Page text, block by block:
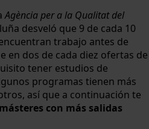
Agència per a la Qualitat del
desveló que 9 de cada 10
trabajo antes de
en dos de cada diez ofertas de
tener estudios de
programas tienen más
así que a continuación te
másteres con más salidas